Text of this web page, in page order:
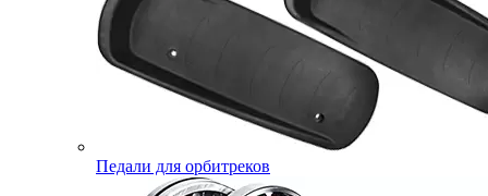
Педали для орбитреков